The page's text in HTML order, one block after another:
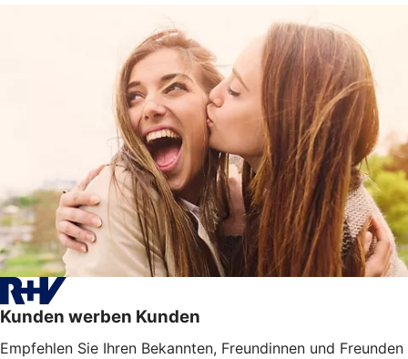
Kunden werben Kunden
Empfehlen Sie Ihren Bekannten, Freundinnen und Freunden